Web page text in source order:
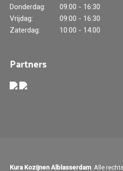
Donderdag:
09:00 - 16:30
Vrijdag:
09:00 - 16:30
Zaterdag:
10:00 - 14:00
Partners
Kura Kozijnen Alblasserdam. Alle